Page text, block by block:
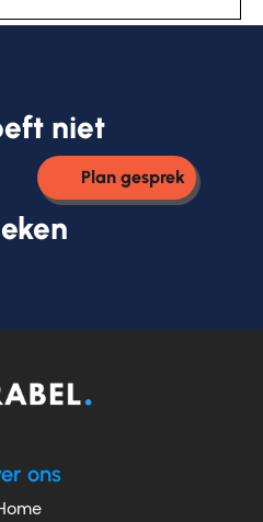
niet
Plan gesprek
ons